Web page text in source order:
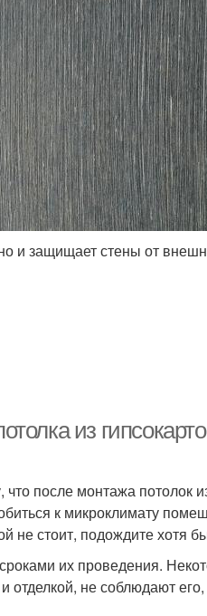
и защищает стены от
из
после монтажа потолок
к микроклимату
не стоит, подождите хотя
их проведения.
не соблюдают